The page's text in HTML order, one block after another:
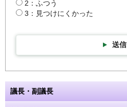
2：ふつう
3：見つけにくかった
送信
議長・副議長